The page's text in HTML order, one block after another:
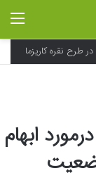
طرح نقره کاریزما
ابهام